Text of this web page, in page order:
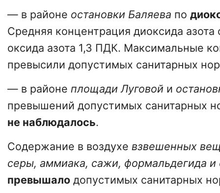
— в районе остановки Баляева по
Средняя концентрация диоксида азота
оксида азота 1,3 ПДК. Максимальные
превысили допустимых санитарных
— в районе площади Луговой и
превышений допустимых санитарных
не наблюдалось.
Содержание в воздухе взвешенных
серы, аммиака, сажи, формальдегида и
превышало допустимых санитарных